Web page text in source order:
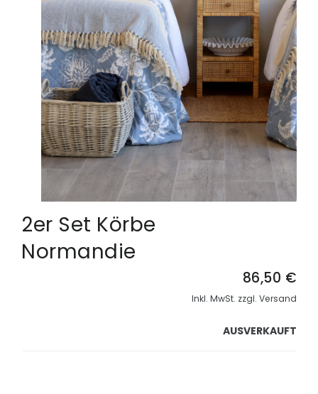
2er Set Körbe
Normandie
86,50 €
Inkl. MwSt. zzgl. Versand
AUSVERKAUFT